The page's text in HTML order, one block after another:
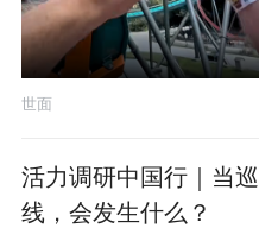
世面
活力调研中国行｜当
线，会发生什么？